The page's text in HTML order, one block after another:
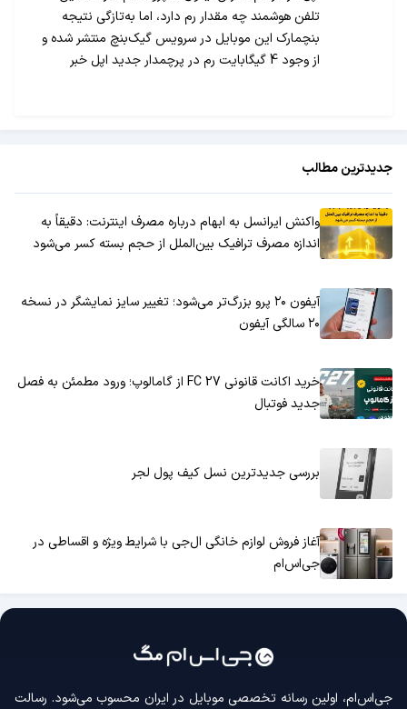
تلفن هوشمند چه مقدار رم دارد، اما به‌تازگی نتیجه
بنچمارک این موبایل در سرویس گیک‌بنچ منتشر شده و
از وجود 4 گیگابایت رم در پرچمدار جدید اپل خبر
جدیدترین مطالب
واکنش ایرانسل به ابهام درباره مصرف اینترنت: دقیقاً به
اندازه مصرف ترافیک بین‌الملل از حجم بسته کسر می‌شود
آیفون ۲۰ پرو بزرگ‌تر می‌شود؛ تغییر سایز نمایشگر در نسخه
۲۰ سالگی آیفون
خرید اکانت قانونی FC 27 از گامالوپ؛ ورود مطمئن به فصل
جدید فوتبال
بررسی جدیدترین نسل کیف پول لجر
آغاز فروش لوازم خانگی ال‌جی با شرایط ویژه و اقساطی در
جی‌اس‌ام
جی‌اس‌ام، اولین رسانه‌ تخصصی موبایل در ایران محسوب می‌شود. رسالت